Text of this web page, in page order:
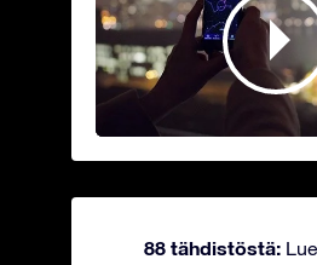
88 tähdistöstä: